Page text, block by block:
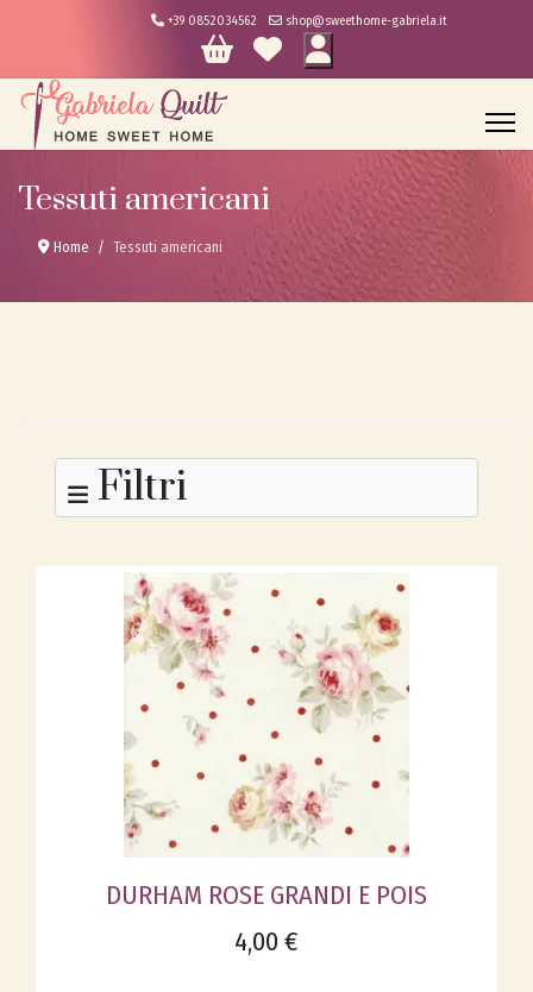
+39 0852034562 shop@sweethome-gabriela.it
Tessuti americani
Home Tessuti americani
Filtri
DURHAM ROSE GRANDI E POIS
4,00 €